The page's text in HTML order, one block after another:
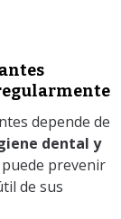
depende de
dental y
puede prevenir
de sus